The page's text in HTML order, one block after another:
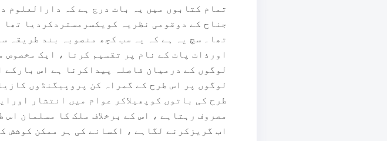
تمام کتابوں میں یہ بات درج ہے کہ دارالعلوم
جناح کے دوقومی نظریہ کویکسرمستردکردیا
تھا۔ سچ یہ ہے کہ یہ سب کچھ منصوبہ بند طریقہ
اورذات پات کے نام پر تقسیم کرنا ، ایک مخصوص
لوگوں کے درمیان فاصلہ پیداکرنا ہے اس
لوگوں پر اس طرح کے گمراہ کن پروپیگنڈوں
طرح کی باتوں کوپھیلاکر عوام میں انتشار
مصروف رہتاہے ، اس کے برخلاف ملک کا مسلمان
اب گریزکرنے لگاہے ، اکسانے کی ہر ممکن کوشش